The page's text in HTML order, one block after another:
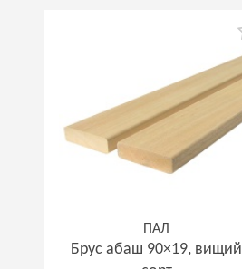
ПАЛ
Брус абаш 90×19, вищий